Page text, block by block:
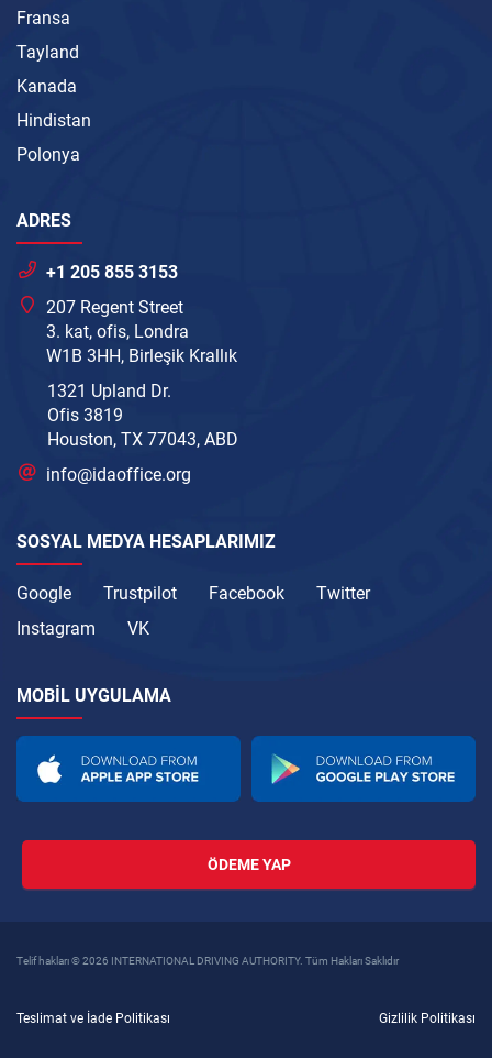
Fransa
Tayland
Kanada
Hindistan
Polonya
ADRES
+1 205 855 3153
207 Regent Street
3. kat, ofis, Londra
W1B 3HH, Birleşik Krallık
1321 Upland Dr.
Ofis 3819
Houston, TX 77043, ABD
info@idaoffice.org
SOSYAL MEDYA HESAPLARIMIZ
Google Trustpilot Facebook
Twitter
Instagram
VK
MOBIL UYGULAMA
ÖDEME YAP
Telif hakları © 2026 INTERNATIONAL DRIVING AUTHORITY. Tüm Hakları Saklıdır
Teslimat ve İade Politikası Gizlilik Politikası